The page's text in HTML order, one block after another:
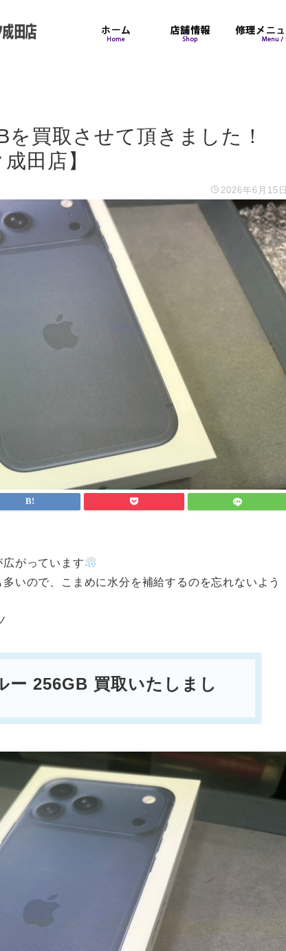
を買取させて頂きました！
田店】
2026年6月15日
がっています
いので、こまめに水分を補給するのを忘れないよう
ー 256GB 買取いたしまし